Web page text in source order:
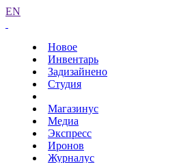
EN
Новое
Инвентарь
Задизайнено
Студия
Магазинус
Медиа
Экспресс
Иронов
Журналус